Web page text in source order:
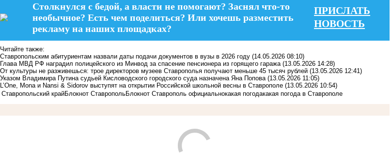
Столкнулся с бедой, а власти не помогают? Заснял что-то
необычное? Есть чем поделиться? Или хочешь разместить
рекламу на наших площадках?
ПРИСЛАТЬ
НОВОСТЬ
Читайте также:
Ставропольским абитуриентам назвали даты подачи документов в вузы в 2026 году (14.05.2026 08:10)
Глава МВД РФ наградил полицейского из Минвод за спасение пенсионера из горящего гаража (13.05.2026 14:28)
От культуры не разживешься: трое директоров музеев Ставрополья получают меньше 45 тысяч рублей (13.05.2026 12:41)
Указом Владимира Путина судьей Кисловодского городского суда назначена Яна Попова (13.05.2026 11:05)
L’One, Mona и Nansi & Sidorov выступят на открытии Российской школьной весны в Ставрополе (13.05.2026 10:54)
Ставропольский крайБлокнот СтавропольБлокнот Ставрополь официальнокакая погодакакая погода в Ставрополе